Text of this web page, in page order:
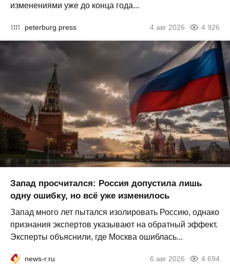
изменениями уже до конца года...
peterburg.press 4 авг 2026 4 926
Запад просчитался: Россия допустила лишь
одну ошибку, но всё уже изменилось
Запад много лет пытался изолировать Россию, однако
признания экспертов указывают на обратный эффект.
Эксперты объяснили, где Москва ошиблась...
news-r.ru 6 авг 2026 4 694